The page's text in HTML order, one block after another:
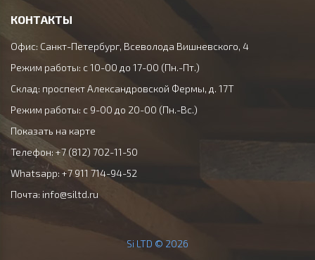
КОНТАКТЫ
Офис: Санкт-Петербург, Всеволода Вишневского, 4
Режим работы: с 10-00 до 17-00 (Пн.-Пт.)
Склад: проспект Александровской Фермы, д. 17Т
Режим работы: с 9-00 до 20-00 (Пн.-Вс.)
Показать на карте
Телефон: +7 (812) 702-11-50
Whatsapp: +7 911 714-94-52
Почта: info@siltd.ru
Si LTD © 2026